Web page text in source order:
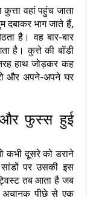
वहां पहुंच जाता
भाग जाते हैं,
है। वह बार-बार
है। कुत्ते की बॉडी
हाथ जोड़कर कह
और अपने-अपने घर
और फुस्स हुई
कभी दूसरे को डराने
पर उसकी इस
तब आता है जब
अचानक पीछे से एक